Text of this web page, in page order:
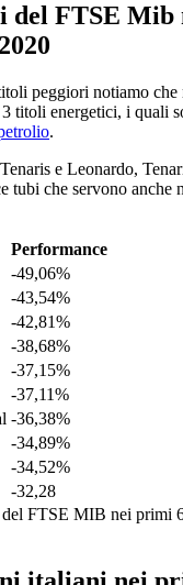
del FTSE Mib
peggiori notiamo che
titoli energetici, i quali
.
e Leonardo,
tubi che servono anche
Performance
-49,06%
-43,54%
-42,81%
-38,68%
-37,15%
-37,11%
-36,38%
-34,89%
-34,52%
-32,28
FTSE MIB nei primi